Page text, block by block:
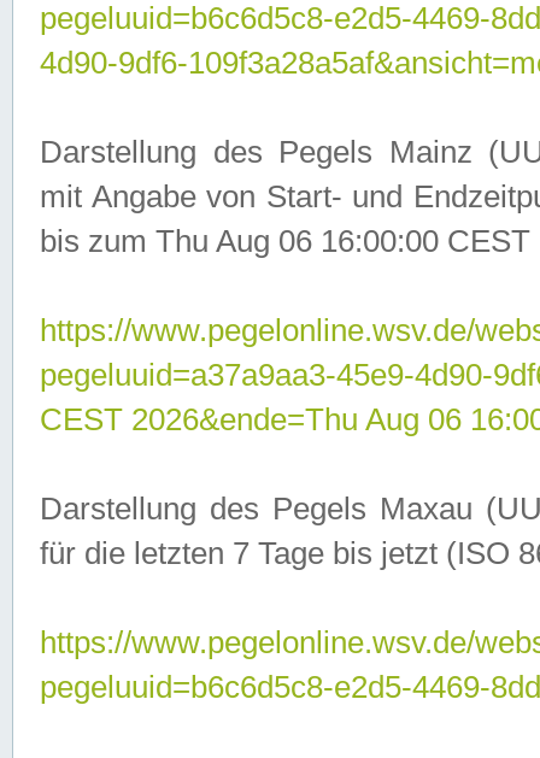
pegeluuid=b6c6d5c8-e2d5-4469-
4d90-9df6-
Darstellung des Pegels Mainz
mit Angabe von Start- und
bis zum Thu Aug 06 16:00:00 CEST
https://www.pegelonline.wsv.de/
pegeluuid=a37a9aa3-45e9-4d90-
CEST 2026&ende=Thu Aug 06
Darstellung des Pegels Maxau
für die letzten 7 Tage bis jetzt (ISO
https://www.pegelonline.wsv.de/
pegeluuid=b6c6d5c8-e2d5-4469-